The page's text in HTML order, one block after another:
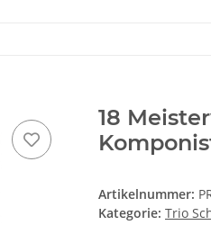
18
Artikelnummer:
Kategorie: Trio